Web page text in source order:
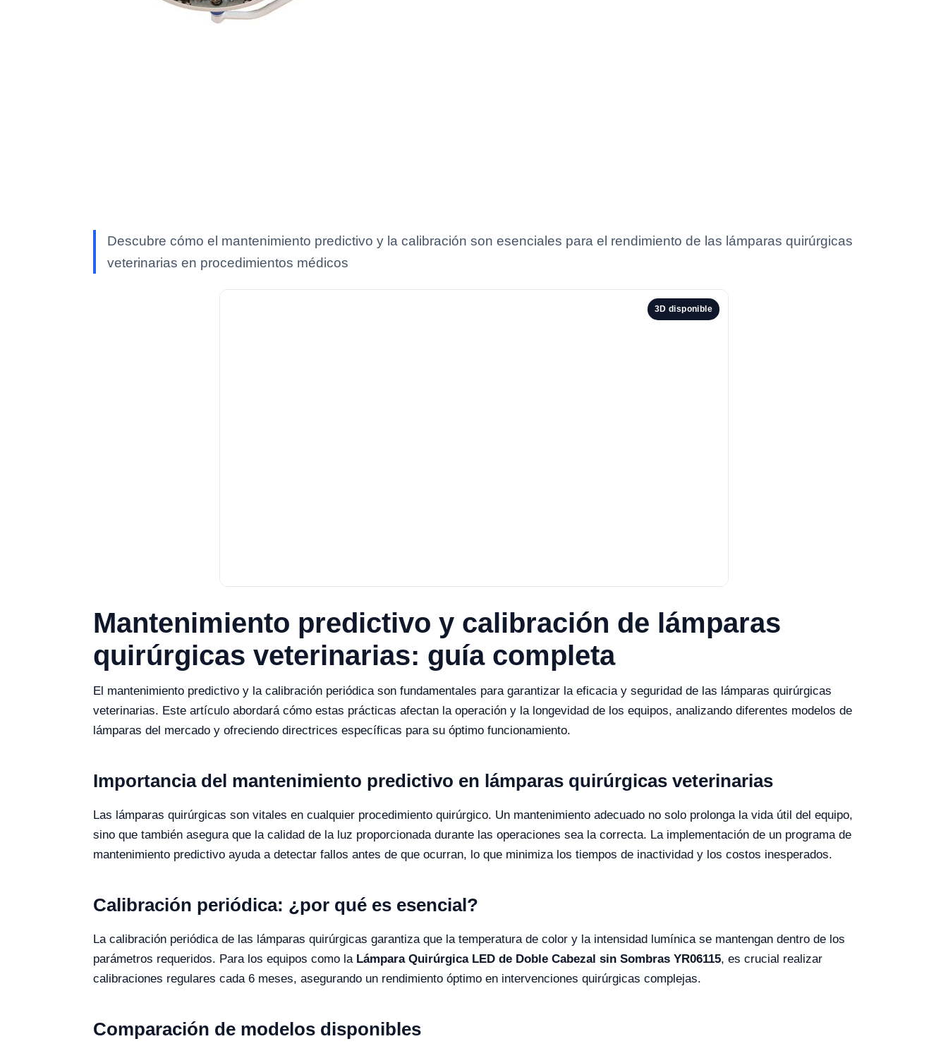
Descubre cómo el mantenimiento predictivo y la calibración son esenciales para el rendimiento de las lámparas quirúrgicas
veterinarias en procedimientos médicos
3D disponible
Mantenimiento predictivo y calibración de lámparas
quirúrgicas veterinarias: guía completa
El mantenimiento predictivo y la calibración periódica son fundamentales para garantizar la eficacia y seguridad de las lámparas quirúrgicas
veterinarias. Este artículo abordará cómo estas prácticas afectan la operación y la longevidad de los equipos, analizando diferentes modelos de
lámparas del mercado y ofreciendo directrices específicas para su óptimo funcionamiento.
Importancia del mantenimiento predictivo en lámparas quirúrgicas veterinarias
Las lámparas quirúrgicas son vitales en cualquier procedimiento quirúrgico. Un mantenimiento adecuado no solo prolonga la vida útil del equipo,
sino que también asegura que la calidad de la luz proporcionada durante las operaciones sea la correcta. La implementación de un programa de
mantenimiento predictivo ayuda a detectar fallos antes de que ocurran, lo que minimiza los tiempos de inactividad y los costos inesperados.
Calibración periódica: ¿por qué es esencial?
La calibración periódica de las lámparas quirúrgicas garantiza que la temperatura de color y la intensidad lumínica se mantengan dentro de los
parámetros requeridos. Para los equipos como la Lámpara Quirúrgica LED de Doble Cabezal sin Sombras YR06115, es crucial realizar
calibraciones regulares cada 6 meses, asegurando un rendimiento óptimo en intervenciones quirúrgicas complejas.
Comparación de modelos disponibles